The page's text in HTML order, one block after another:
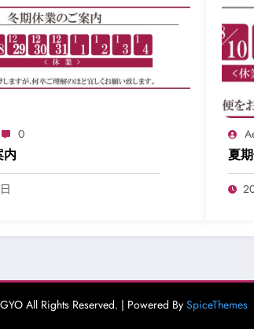
0
内 夏
All Rights Reserved. | Powered By SpiceThemes